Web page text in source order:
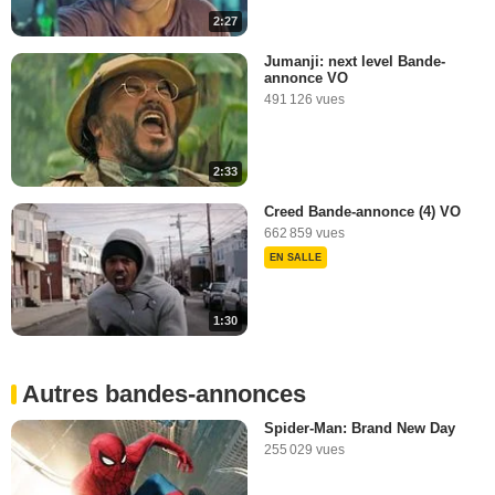
3:15
2:27
2:33
Jumanji: next level Bande-
annonce VO
491 126 vues
1:30
Creed Bande-annonce (4) VO
662 859 vues
EN SALLE
Autres bandes-annonces
Spider-Man: Brand New Day
255 029 vues